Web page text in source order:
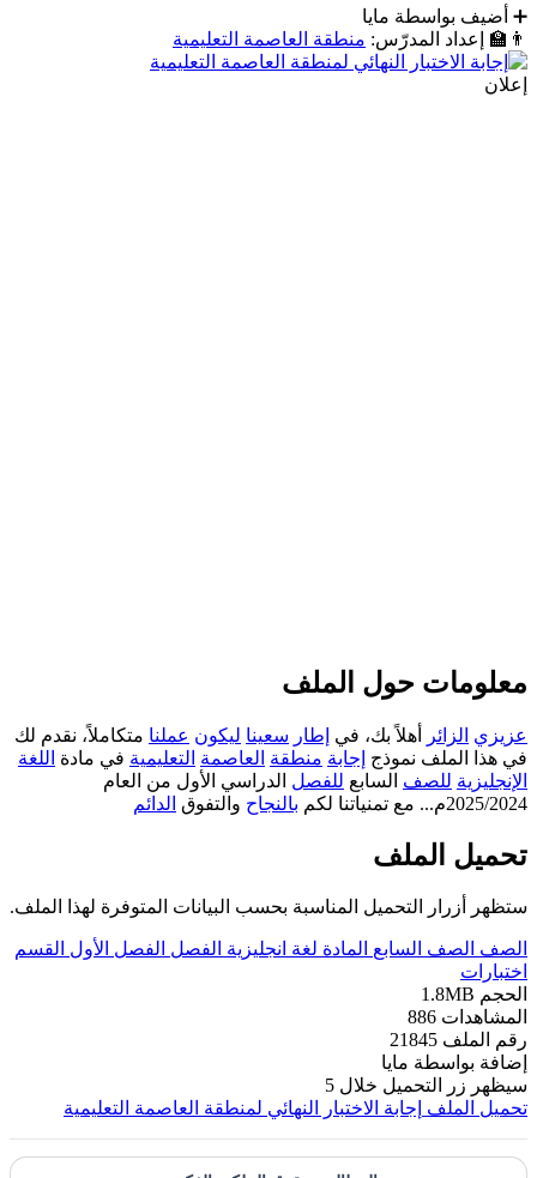
➕
أضيف بواسطة مايا
👨‍🏫
إعداد المدرّس: منطقة العاصمة التعليمية
إعلان
معلومات حول الملف
عزيزي الزائر أهلاً بك، في إطار سعينا ليكون عملنامتكاملاً، نقدم لك
في هذا الملف نموذج إجابة منطقة العاصمة التعليميةفي مادة اللغة
الإنجليزية للصفالسابع للفصلالدراسي الأول من العام
2025/2024م... مع تمنياتنا لكم
بالنجاحوالتفوق الدائم
تحميل الملف
ستظهر أزرار التحميل المناسبة بحسب البيانات المتوفرة لهذا الملف.
الصف الصف السابع المادة لغة انجليزية الفصل الفصل الأول
القسم
اختبارات
الحجم 1.8MB
المشاهدات 886
رقم الملف 21845
إضافة بواسطة مايا
سيظهر زر التحميل خلال 5
تحميل الملف
إجابة الاختبار النهائي لمنطقة العاصمة التعليمية